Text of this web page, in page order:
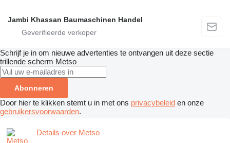
Jambi Khassan Baumaschinen Handel
Schrijf je in om nieuwe advertenties te ontvangen uit deze sectie
trillende scherm Metso
Abonneren
Door hier te klikken stemt u in met ons privacybeleid en onze
gebruikersvoorwaarden.
Details over Metso